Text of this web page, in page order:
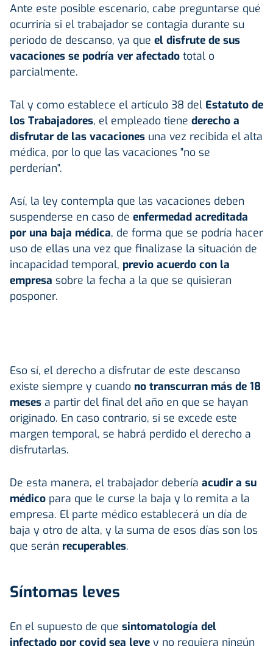
Ante este posible escenario, cabe preguntarse qué
ocurriría si el trabajador se contagia durante su
periodo de descanso, ya que el disfrute de sus
vacaciones se podría ver afectado total o
parcialmente.
Tal y como establece el artículo 38 del Estatuto de
los Trabajadores, el empleado tiene derecho a
disfrutar de las vacaciones una vez recibida el alta
médica, por lo que las vacaciones "no se
perderían".
Así, la ley contempla que las vacaciones deben
suspenderse en caso de enfermedad acreditada
por una baja médica, de forma que se podría hacer
uso de ellas una vez que finalizase la situación de
incapacidad temporal, previo acuerdo con la
empresa sobre la fecha a la que se quisieran
posponer.
Eso sí, el derecho a disfrutar de este descanso
existe siempre y cuando no transcurran más de 18
meses a partir del final del año en que se hayan
originado. En caso contrario, si se excede este
margen temporal, se habrá perdido el derecho a
disfrutarlas.
De esta manera, el trabajador debería acudir a su
médico para que le curse la baja y lo remita a la
empresa. El parte médico establecerá un día de
baja y otro de alta, y la suma de esos días son los
que serán recuperables.
Síntomas leves
En el supuesto de que sintomatología del
infectado por covid sea leve y no requiera ningún